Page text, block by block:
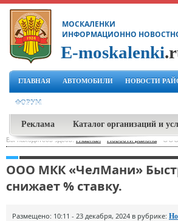
МОСКАЛЕНКИ
ИНФОРМАЦИОННО
E-moskalenki
ГЛАВНАЯ АВТОМОБИЛИ НОВОСТИ
ФОРУМ
Реклама Каталог организаций и
Вы находитесь здесь:Главная-Новости района ООО
ООО МКК «ЧелМани»
снижает % ставку.
Размещено: 10:11 - 23 декабря, 2024 в рубрике: